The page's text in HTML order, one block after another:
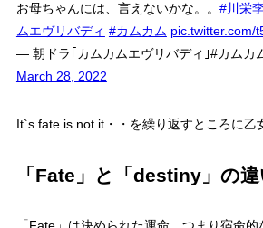
お母ちゃんには、言えないかな。。 #川栄
ムエヴリバディ #カムカム pic.twitter.com/
— 朝ドラ｢カムカムエヴリバディ｣#カムカ
March 28, 2022
It`s fate is not it・・を繰り返すところに乙
「Fate」と「destiny」の違